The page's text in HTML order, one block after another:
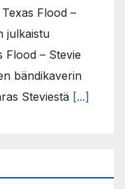
Flood –
julkaistu
Flood – Stevie
bändikaverin
Steviestä [...]